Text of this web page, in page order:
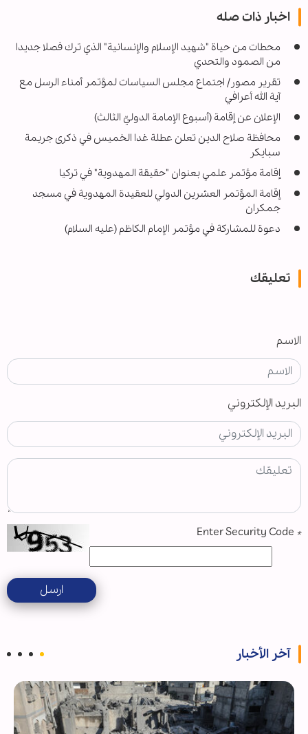
اخبار ذات صله
محطات من حياة "شهيد الإسلام والإنسانية" الذي ترك فصلا جديدا
من الصمود والتحدي
تقرير مصور/ اجتماع مجلس السياسات لمؤتمر أمناء الرسل مع
آية الله أعرافي
الإعلان عن إقامة (أسبوع الإمامة الدوليِّ الثالث)
محافظة صلاح الدين تعلن عطلة غدا الخميس في ذكرى جريمة
سبايكر
إقامة مؤتمر علمي بعنوان "حقيقة المهدوية" في تركيا
إقامة المؤتمر العشرين الدولي للعقيدة المهدوية في مسجد
جمكران
دعوة للمشاركة في مؤتمر الإمام الكاظم (عليه السلام)
تعليقك
الاسم
البريد الإلكتروني
*
ارسل
آخر الأخبار